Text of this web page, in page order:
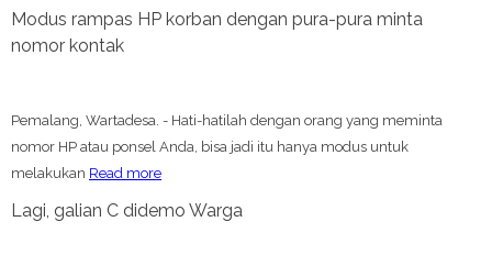
Modus rampas HP korban dengan pura-pura minta
nomor kontak
Pemalang, Wartadesa. - Hati-hatilah dengan orang yang meminta
nomor HP atau ponsel Anda, bisa jadi itu hanya modus untuk
melakukan Read more
Lagi, galian C didemo Warga